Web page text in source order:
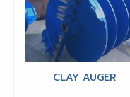
CLAY AUGER